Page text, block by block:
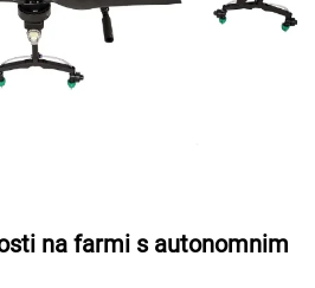
na farmi s autonomnim